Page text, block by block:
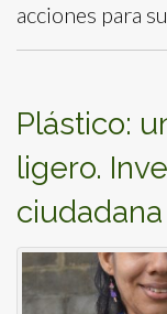
acciones para
Plástico:
ligero.
ciudadana